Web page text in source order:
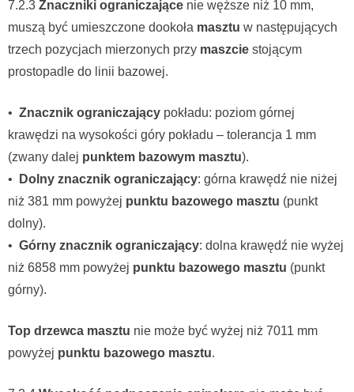
7.2.3 Znaczniki ograniczające nie węższe niż 10 mm,
muszą być umieszczone dookoła masztu w następujących
trzech pozycjach mierzonych przy maszcie stojącym
prostopadle do linii bazowej.
• Znacznik ograniczający pokładu: poziom górnej
krawędzi na wysokości góry pokładu – tolerancja 1 mm
(zwany dalej punktem bazowym masztu).
•
Dolny znacznik ograniczający: górna krawędź nie niżej
niż 381 mm powyżej punktu bazowego masztu (punkt
dolny).
• Górny znacznik ograniczający: dolna krawędź nie wyżej
niż 6858 mm powyżej punktu bazowego masztu (punkt
górny).
Top drzewca masztu nie może być wyżej niż 7011 mm
powyżej punktu bazowego masztu.